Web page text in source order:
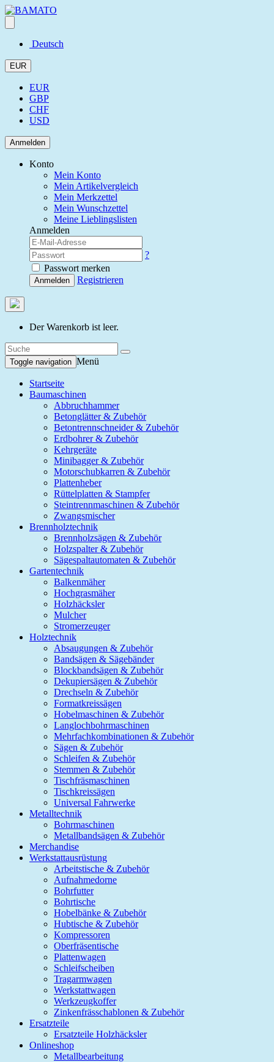
Deutsch
EUR
EUR
GBP
CHF
USD
Anmelden
Konto
Mein Konto
Mein Artikelvergleich
Mein Merkzettel
Mein Wunschzettel
Meine Lieblingslisten
Anmelden
?
Passwort merken
Anmelden Registrieren
Der Warenkorb ist leer.
Toggle navigation Menü
Startseite
Baumaschinen
Abbruchhammer
Betonglätter & Zubehör
Betontrennschneider & Zubehör
Erdbohrer & Zubehör
Kehrgeräte
Minibagger & Zubehör
Motorschubkarren & Zubehör
Plattenheber
Rüttelplatten & Stampfer
Steintrennmaschinen & Zubehör
Zwangsmischer
Brennholztechnik
Brennholzsägen & Zubehör
Holzspalter & Zubehör
Sägespaltautomaten & Zubehör
Gartentechnik
Balkenmäher
Hochgrasmäher
Holzhäcksler
Mulcher
Stromerzeuger
Holztechnik
Absaugungen & Zubehör
Bandsägen & Sägebänder
Blockbandsägen & Zubehör
Dekupiersägen & Zubehör
Drechseln & Zubehör
Formatkreissägen
Hobelmaschinen & Zubehör
Langlochbohrmaschinen
Mehrfachkombinationen & Zubehör
Sägen & Zubehör
Schleifen & Zubehör
Stemmen & Zubehör
Tischfräsmaschinen
Tischkreissägen
Universal Fahrwerke
Metalltechnik
Bohrmaschinen
Metallbandsägen & Zubehör
Merchandise
Werkstattausrüstung
Arbeitstische & Zubehör
Aufnahmedorne
Bohrfutter
Bohrtische
Hobelbänke & Zubehör
Hubtische & Zubehör
Kompressoren
Oberfräsentische
Plattenwagen
Schleifscheiben
Tragarmwagen
Werkstattwagen
Werkzeugkoffer
Zinkenfrässchablonen & Zubehör
Ersatzteile
Ersatzteile Holzhäcksler
Onlineshop
Metallbearbeitung